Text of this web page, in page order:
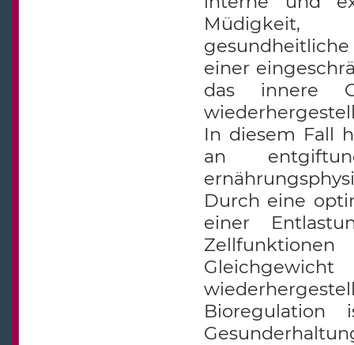
Müdigkeit,
einer
das innere
In diesem Fall
an
Durch eine
einer
Bioregulation